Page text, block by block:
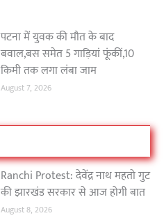
पटना में युवक की मौत के बाद
बवाल,बस समेत 5 गाड़ियां फूंकीं,10
किमी तक लगा लंबा जाम
August 7, 2026
Ranchi Protest: देवेंद्र नाथ महतो गुट
की झारखंड सरकार से आज होगी बात
August 8, 2026